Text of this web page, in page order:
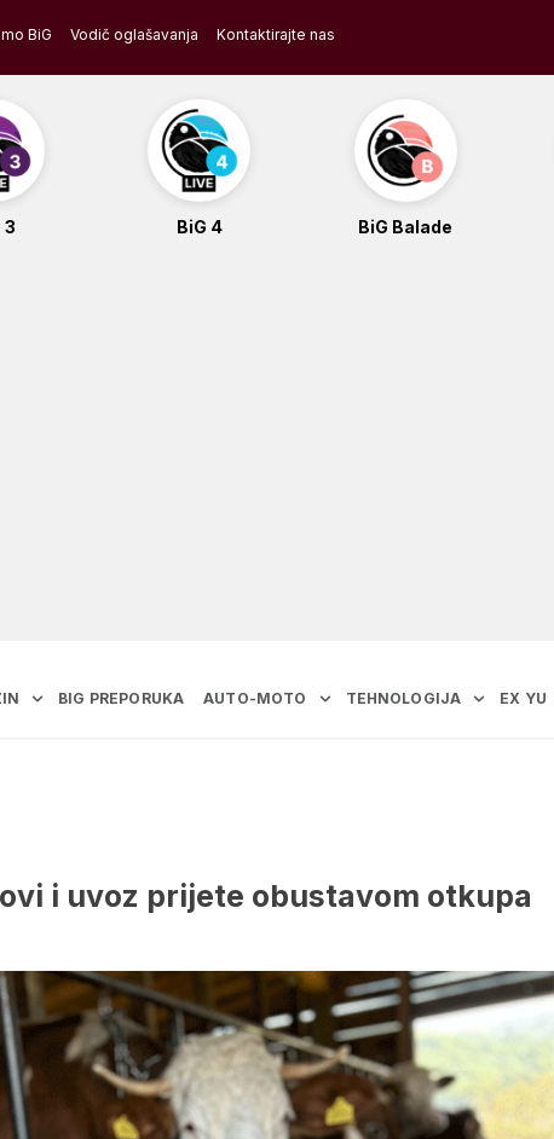
BiG Vodič oglašavanja Kontaktirajte nas
3 BiG 4 BiG Balade
BIG PREPORUKA AUTO-MOTO TEHNOLOGIJA EX YU
i uvoz prijete obustavom otkupa